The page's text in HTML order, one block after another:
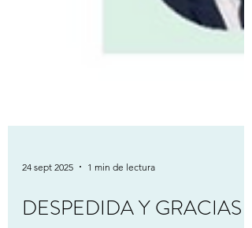
24 sept 2025 1 min de lectura